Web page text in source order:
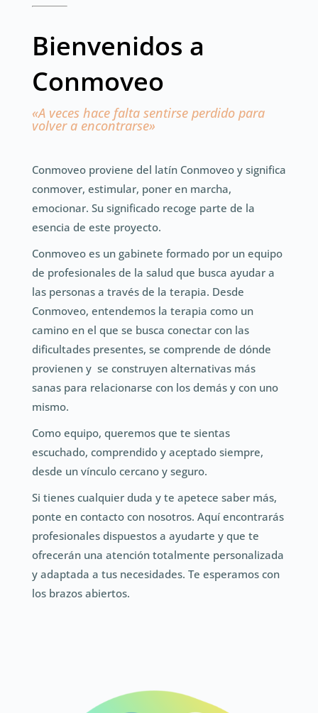
Bienvenidos a
Conmoveo
«A veces hace falta sentirse perdido para
volver a encontrarse»
Conmoveo proviene del latín Conmoveo y significa
conmover, estimular, poner en marcha,
emocionar. Su significado recoge parte de la
esencia de este proyecto.
Conmoveo es un gabinete formado por un equipo
de profesionales de la salud que busca ayudar a
las personas a través de la terapia. Desde
Conmoveo, entendemos la terapia como un
camino en el que se busca conectar con las
dificultades presentes, se comprende de dónde
provienen y se construyen alternativas más
sanas para relacionarse con los demás y con uno
mismo.
Como equipo, queremos que te sientas
escuchado, comprendido y aceptado siempre,
desde un vínculo cercano y seguro.
Si tienes cualquier duda y te apetece saber más,
ponte en contacto con nosotros. Aquí encontrarás
profesionales dispuestos a ayudarte y que te
ofrecerán una atención totalmente personalizada
y adaptada a tus necesidades. Te esperamos con
los brazos abiertos.